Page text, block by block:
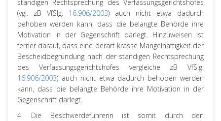
ständigen Rechtsprechung des Verfassungsgerichtshofes
(vgl. zB VfSlg. 16.906/2003) auch nicht etwa dadurch
behoben werden kann, dass die belangte Behörde ihre
Motivation in der Gegenschrift darlegt. Hinzuweisen ist
ferner darauf, dass eine derart krasse Mangelhaftigkeit der
Bescheidbegründung nach der ständigen Rechtsprechung
des Verfassungsgerichtshofes vergleiche zB VfSlg.
16.906/2003) auch nicht etwa dadurch behoben werden
kann, dass die belangte Behörde ihre Motivation in der
Gegenschrift darlegt.
4. Die Beschwerdeführerin ist somit durch den